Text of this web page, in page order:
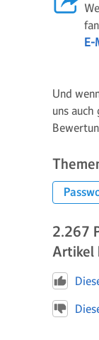
E-
Und
uns
2.267
Artikel